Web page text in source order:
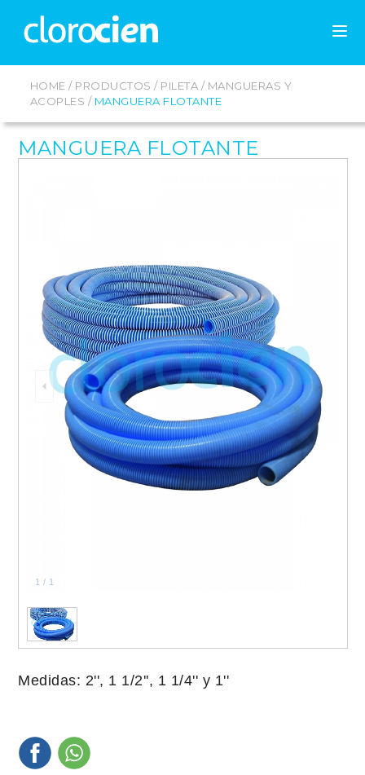
HOME / PRODUCTOS/ PILETA / MANGUERAS Y
ACOPLES / MANGUERA FLOTANTE
MANGUERA FLOTANTE
1 / 1
Medidas: 2'', 1 1/2'', 1 1/4'' y 1''